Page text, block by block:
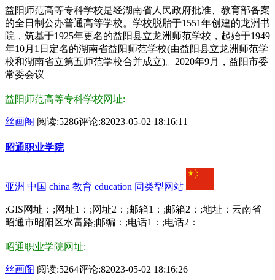
益阳师范高等专科学校是经湖南省人民政府批准、教育部备案
的全日制公办普通高等学校。学校脱胎于1551年创建的龙洲书
院，筑基于1925年更名的益阳县立龙洲师范学校，起始于1949
年10月1日定名的湖南省益阳师范学校(由益阳县立龙洲师范学
校和湖南省立第五师范学校合并成立)。2020年9月，益阳市委
常委会议
益阳师范高等专科学校网址:
丝画阁 阅读:5286评论:82023-05-02 18:16:11
昭通职业学院
亚洲 中国 china 教育 education 同类型网站
;GIS网址：;网址1：;网址2：;邮箱1：;邮箱2：;地址：云南省
昭通市昭阳区水富路;邮编：;电话1：;电话2：
昭通职业学院网址:
丝画阁 阅读:5264评论:82023-05-02 18:16:26